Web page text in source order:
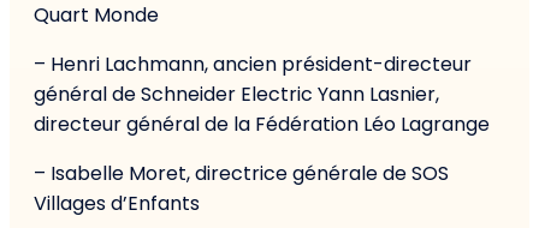
Quart Monde
– Henri Lachmann, ancien président-directeur
général de Schneider Electric Yann Lasnier,
directeur général de la Fédération Léo Lagrange
– Isabelle Moret, directrice générale de SOS
Villages d’Enfants